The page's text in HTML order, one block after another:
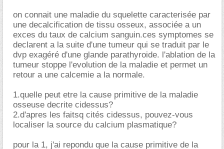
on connait une maladie du squelette caracterisée par
une decalcification de tissu osseux, associée a un
exces du taux de calcium sanguin.ces symptomes se
declarent a la suite d'une tumeur qui se traduit par le
dvp exagéré d'une glande parathyroide. l'ablation de la
tumeur stoppe l'evolution de la maladie et permet un
retour a une calcemie a la normale.
1.quelle peut etre la cause primitive de la maladie
osseuse decrite cidessus?
2.d'apres les faitsq cités cidessus, pouvez-vous
localiser la source du calcium plasmatique?
pour la 1, j'ai repondu que la cause primitive de la